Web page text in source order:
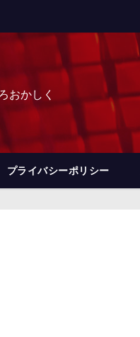
おかしく
プライバシーポリシー